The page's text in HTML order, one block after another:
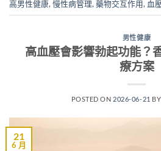
高男性健康,慢性病管理,藥物交互作用, 血
男性健康
高血壓會影響勃起功能？
療方案
POSTED ON 2026-06-21 BY
21
6 月